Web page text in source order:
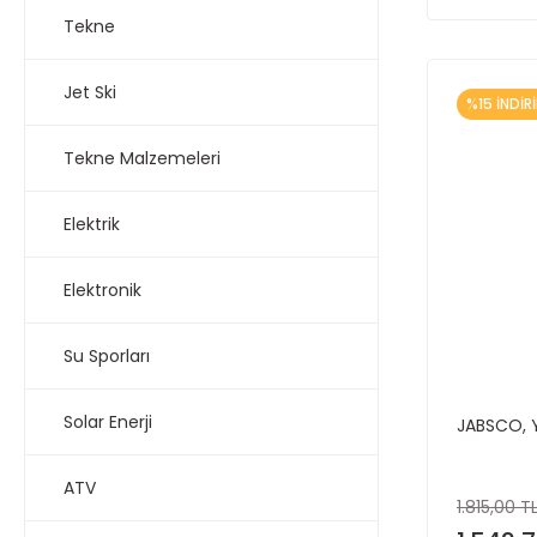
Tekne
Jet Ski
Tekne Malzemeleri
Elektrik
Elektronik
Su Sporları
Solar Enerji
ATV
%15
JABSCO,
1.815,00 TL